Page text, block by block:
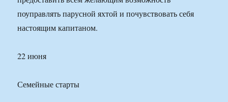
поуправлять парусной яхтой и почувствовать себя
настоящим капитаном.
22 июня
Семейные старты